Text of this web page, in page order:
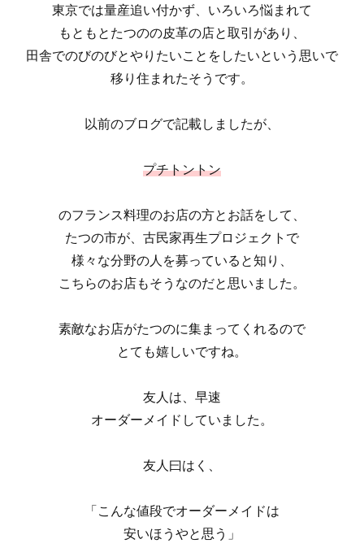
東京では量産追い付かず、いろいろ悩まれて
もともとたつのの皮革の店と取引があり、
田舎でのびのびとやりたいことをしたいという思いで
移り住まれたそうです。
以前のブログで記載しましたが、
プチトントン
のフランス料理のお店の方とお話をして、
たつの市が、古民家再生プロジェクトで
様々な分野の人を募っていると知り、
こちらのお店もそうなのだと思いました。
素敵なお店がたつのに集まってくれるので
とても嬉しいですね。
友人は、早速
オーダーメイドしていました。
友人曰はく、
「こんな値段でオーダーメイドは
安いほうやと思う」